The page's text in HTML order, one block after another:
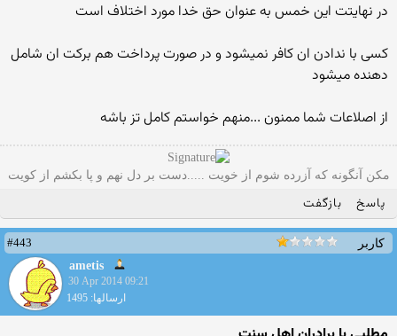
در نهایتت این خمس به عنوان حق خدا مورد اختلاف است
کسی با ندادن ان کافر نمیشود و در صورت پرداخت هم برکت ان شامل
دهنده میشود
از اصلاعات شما ممنون ...منهم خواستم کامل تز باشه
مکن آنگونه که آزرده شوم از خویت .....دست بر دل نهم و پا بکشم از کویت
پاسخ بازگفت
کاربر
#443
ametis
30 Apr 2014 09:21
ارسالها: 1495